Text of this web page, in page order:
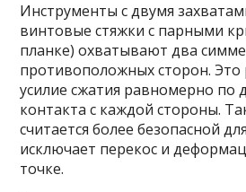
Инструменты с двумя
винтовые стяжки с парными
планке) охватывают два
противоположных сторон. Это
усилие сжатия равномерно по
контакта с каждой стороны.
считается более безопасной
исключает перекос и
точке.